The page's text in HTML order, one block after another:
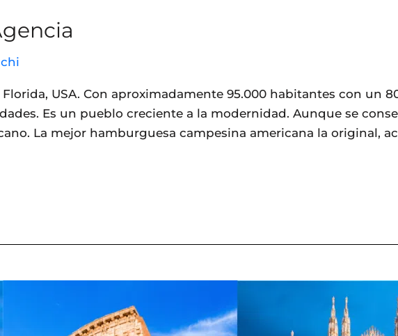
USA. Con aproximadamente 95.000 habitantes con un
Es un pueblo creciente a la modernidad. Aunque se
La mejor hamburguesa campesina americana la original,